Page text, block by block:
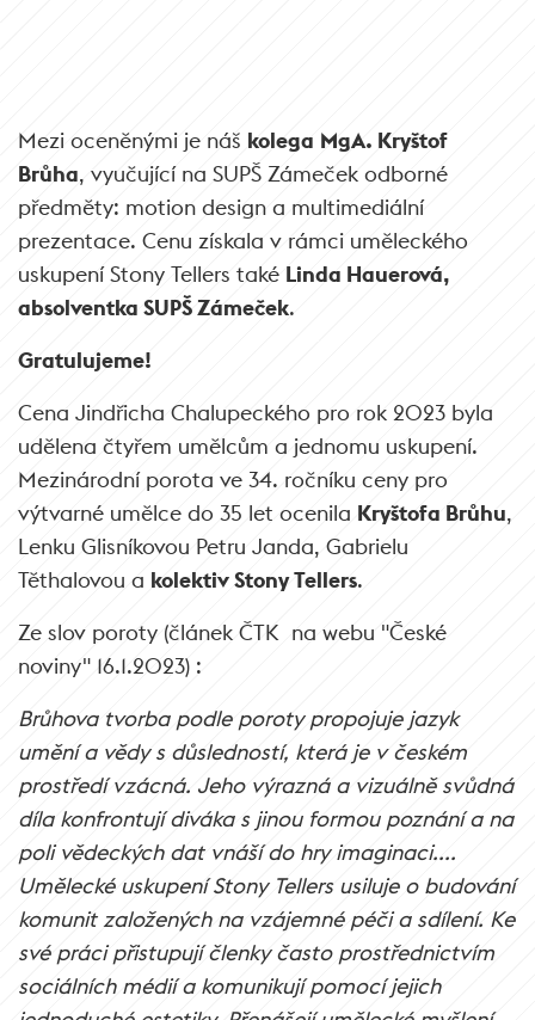
Mezi oceněnými je náš kolega MgA. Kryštof
Brůha, vyučující na SUPŠ Zámeček odborné
předměty: motion design a multimediální
prezentace. Cenu získala v rámci uměleckého
uskupení Stony Tellers také Linda Hauerová,
absolventka SUPŠ Zámeček.
Gratulujeme!
Cena Jindřicha Chalupeckého pro rok 2023 byla
udělena čtyřem umělcům a jednomu uskupení.
Mezinárodní porota ve 34. ročníku ceny pro
výtvarné umělce do 35 let ocenila Kryštofa Brůhu,
Lenku Glisníkovou Petru Janda, Gabrielu
Těthalovou a kolektiv Stony Tellers.
Ze slov poroty (článek ČTK na webu "České
noviny" 16.1.2023) :
Brůhova tvorba podle poroty propojuje jazyk
umění a vědy s důsledností, která je v českém
prostředí vzácná. Jeho výrazná a vizuálně svůdná
díla konfrontují diváka s jinou formou poznání a na
poli vědeckých dat vnáší do hry imaginaci....
Umělecké uskupení Stony Tellers usiluje o budování
komunit založených na vzájemné péči a sdílení. Ke
své práci přistupují členky často prostřednictvím
sociálních médií a komunikují pomocí jejich